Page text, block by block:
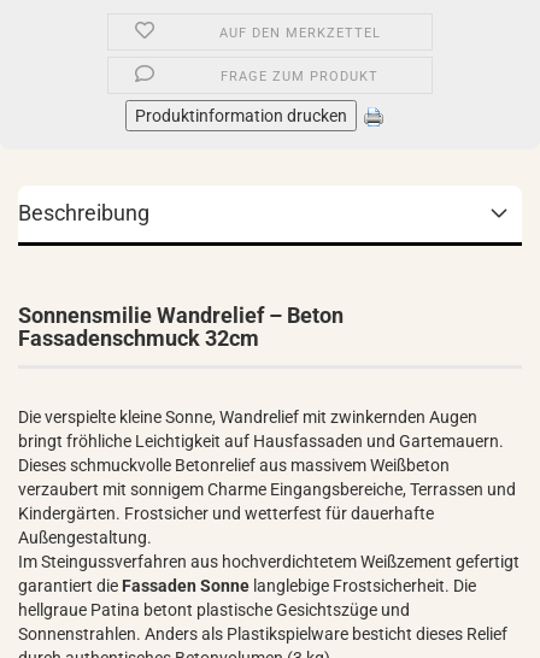
AUF DEN MERKZETTEL
FRAGE ZUM PRODUKT
Produktinformation drucken
Beschreibung
Sonnensmilie Wandrelief – Beton
Fassadenschmuck 32cm
Die verspielte kleine Sonne, Wandrelief mit zwinkernden Augen
bringt fröhliche Leichtigkeit auf Hausfassaden und Gartemauern.
Dieses schmuckvolle Betonrelief aus massivem Weißbeton
verzaubert mit sonnigem Charme Eingangsbereiche, Terrassen und
Kindergärten. Frostsicher und wetterfest für dauerhafte
Außengestaltung.
Im Steingussverfahren aus hochverdichtetem Weißzement gefertigt
garantiert die Fassaden Sonne langlebige Frostsicherheit. Die
hellgraue Patina betont plastische Gesichtszüge und
Sonnenstrahlen. Anders als Plastikspielware besticht dieses Relief